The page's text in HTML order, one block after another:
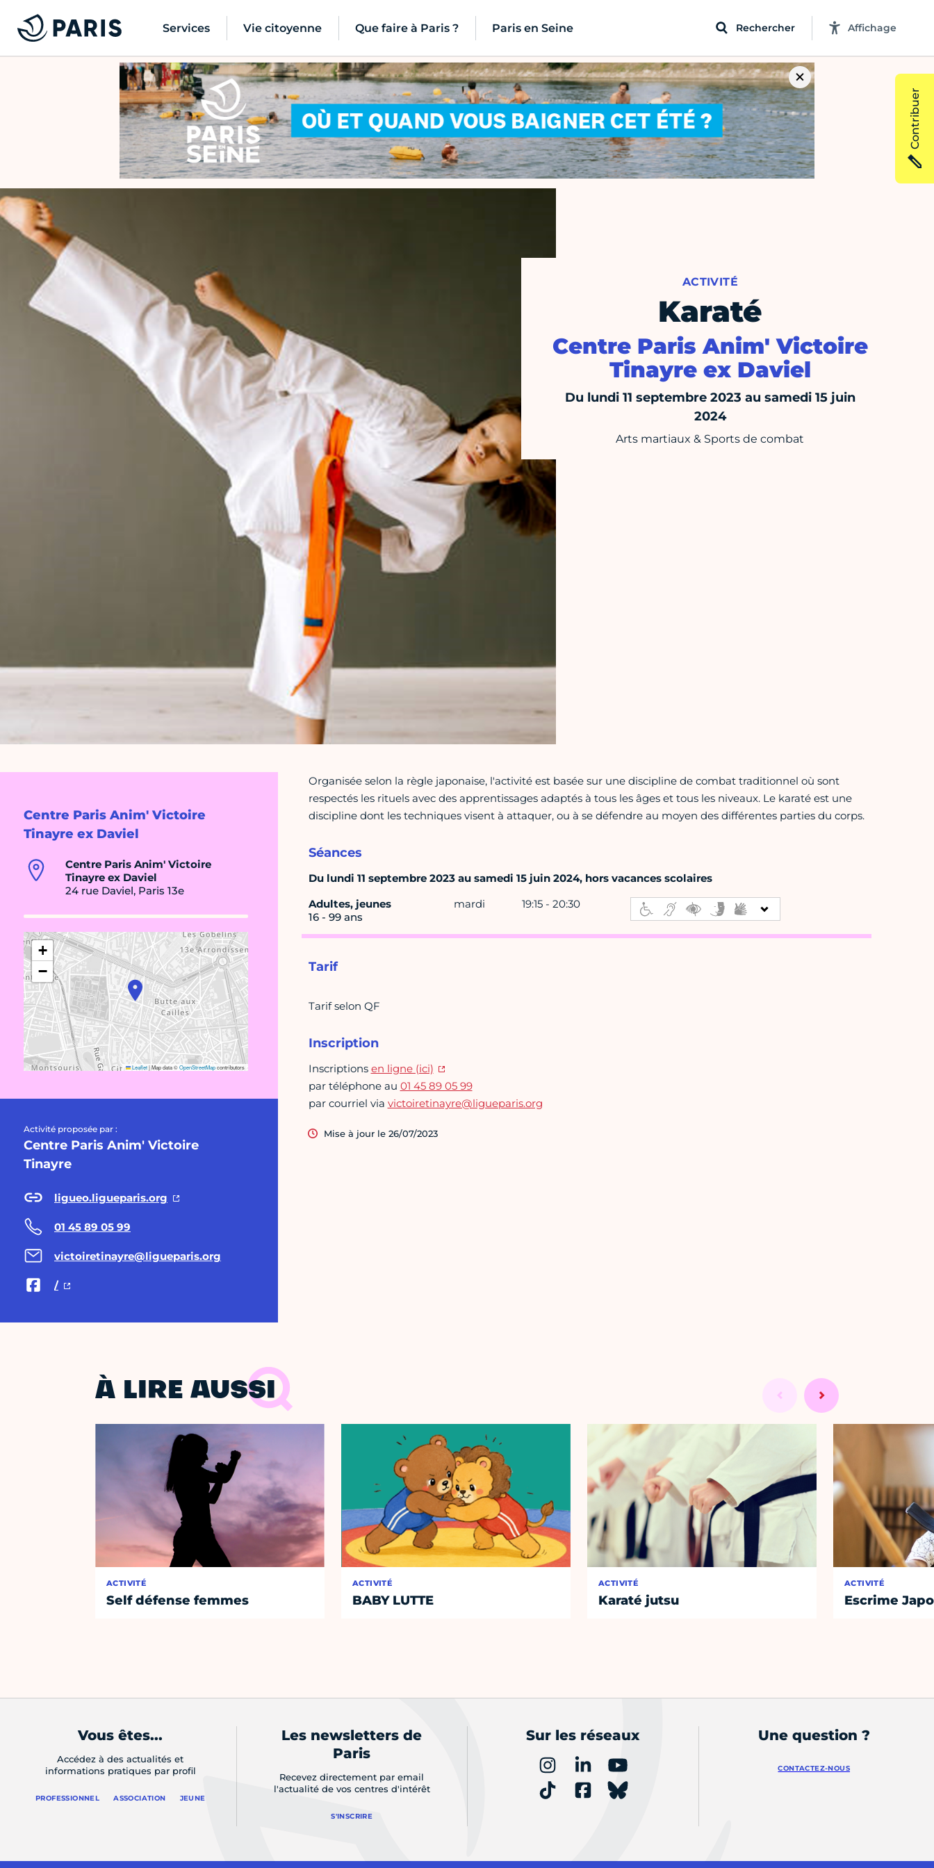
Services Vie citoyenne Que faire à Paris ? Paris en Seine Rechercher Affichage
ACTIVITÉ
Karaté
Centre Paris Anim' Victoire
Tinayre ex Daviel
Du lundi 11 septembre 2023 au samedi 15 juin
2024
Arts martiaux & Sports de combat
Centre Paris Anim' Victoire
Tinayre ex Daviel
Centre Paris Anim' Victoire
Tinayre ex Daviel
24 rue Daviel, Paris 13e
+
−
Leaflet|Map data ©OpenStreetMapcontributors
Activité proposée par :
Centre Paris Anim' Victoire
Tinayre
ligueo.ligueparis.org
01 45 89 05 99
victoiretinayre@ligueparis.org
/
Organisée selon la règle japonaise, l'activité est basée sur une discipline de combat traditionnel où sont
respectés les rituels avec des apprentissages adaptés à tous les âges et tous les niveaux. Le karaté est une
discipline dont les techniques visent à attaquer, ou à se défendre au moyen des différentes parties du corps.
Séances
Du lundi 11 septembre 2023 au samedi 15 juin 2024, hors vacances scolaires
Adultes, jeunes
16 - 99 ans
mardi 19:15 - 20:30
Tarif
Tarif selon QF
Inscription
Inscriptions en ligne (ici)
par téléphone au 01 45 89 05 99
par courriel via victoiretinayre@ligueparis.org
Mise à jour le 26/07/2023
À LIRE AUSSI
ACTIVITÉ
Self défense femmes
ACTIVITÉ
BABY LUTTE
ACTIVITÉ
Karaté jutsu
ACTIVITÉ
Escrime
Contribuer
Vous êtes...
Accédez à des actualités et
informations pratiques par profil
PROFESSIONNEL ASSOCIATION JEUNE
Les newsletters de
Paris
Recevez directement par email
l'actualité de vos centres d'intérêt
S'INSCRIRE
Sur les réseaux Une question ?
CONTACTEZ-NOUS